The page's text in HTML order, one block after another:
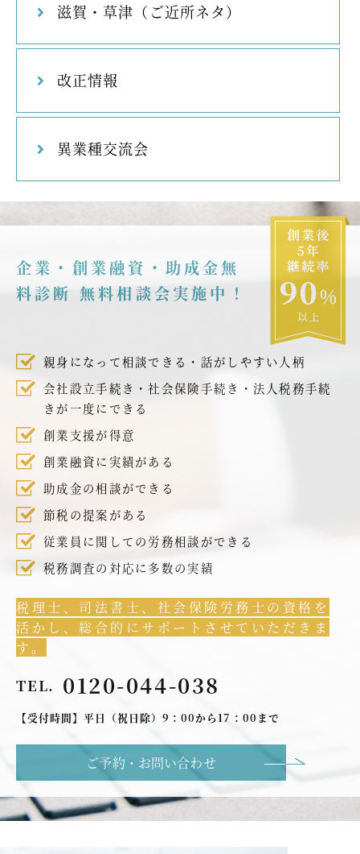
滋賀・草津（ご近所ネタ）
改正情報
異業種交流会
企業・創業融資・助成金無
料診断 無料相談会実施中！
親身になって相談できる・話がしやすい人柄
会社設立手続き・社会保険手続き・法人税務手続
きが一度にできる
創業支援が得意
創業融資に実績がある
助成金の相談ができる
節税の提案がある
従業員に関しての労務相談ができる
税務調査の対応に多数の実績
税理士、司法書士、社会保険労務士の資格を
活かし、総合的にサポートさせていただきま
す。
TEL. 0120-044-038
【受付時間】平日（祝日除）9：00から17：00まで
ご予約・お問い合わせ